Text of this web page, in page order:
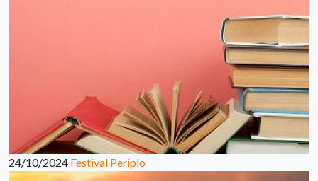
24/10/2024 Festival Periplo